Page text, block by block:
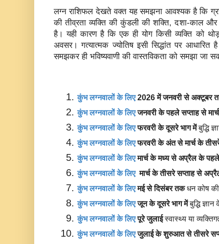
लग्न राशिफल देखते वक्त यह समझना आवश्यक है कि
की तीव्रता व्यक्ति की कुंडली की शक्ति, दशा-काल और
है। यही कारण है कि एक ही योग किसी व्यक्ति को
अवसर। गत्यात्मक ज्योतिष इसी सिद्धांत पर
समझकर ही भविष्यवाणी की वास्तविकता को समझा जा
कुंभ लग्नवालों के लिए 2026 में जनवरी से अक्टूबर
कुंभ लग्नवालों के लिए जनवरी के पहले सप्ताह से
कुंभ लग्नवालों के लिए फरवरी के दूसरे भाग में बुद्धि
कुंभ लग्नवालों के लिए फरवरी के अंत से मार्च के
कुंभ लग्नवालों के लिए मार्च के मध्य से अप्रैल के
कुंभ लग्नवालों के लिए मार्च के तीसरे सप्ताह से
कुंभ लग्नवालों के लिए मई से दिसंबर तक धन कोष
कुंभ लग्नवालों के लिए जून के दूसरे भाग में बुद्धि
कुंभ लग्नवालों के लिए पूरे जुलाई स्वास्थ्य या
कुंभ लग्नवालों के लिए जुलाई के शुरुआत से तीसरे